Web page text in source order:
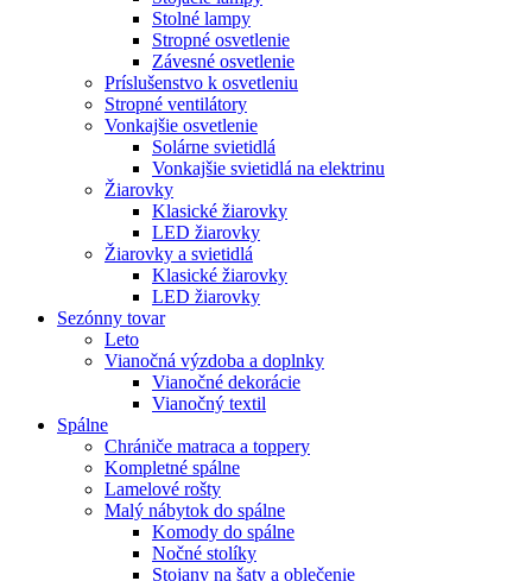
Stolné lampy
Stropné osvetlenie
Závesné osvetlenie
Príslušenstvo k osvetleniu
Stropné ventilátory
Vonkajšie osvetlenie
Solárne svietidlá
Vonkajšie svietidlá na elektrinu
Žiarovky
Klasické žiarovky
LED žiarovky
Žiarovky a svietidlá
Klasické žiarovky
LED žiarovky
Sezónny tovar
Leto
Vianočná výzdoba a doplnky
Vianočné dekorácie
Vianočný textil
Spálne
Chrániče matraca a toppery
Kompletné spálne
Lamelové rošty
Malý nábytok do spálne
Komody do spálne
Nočné stolíky
Stojany na šaty a oblečenie